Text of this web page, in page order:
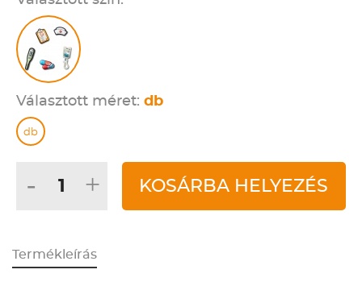
Választott méret: db
db
- + KOSÁRBA HELYEZÉS
Termékleírás